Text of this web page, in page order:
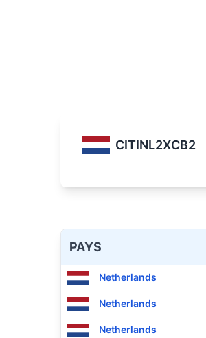
CITINL2XCB2
PAYS
Netherlands
Netherlands
Netherlands